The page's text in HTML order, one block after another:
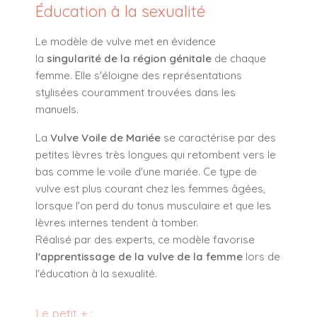
Éducation à la sexualité
Le modèle de vulve met en évidence
la singularité de la région génitale de chaque
femme. Elle s'éloigne des représentations
stylisées couramment trouvées dans les
manuels.
La Vulve Voile de Mariée se caractérise par des
petites lèvres très longues qui retombent vers le
bas comme le voile d'une mariée. Ce type de
vulve est plus courant chez les femmes âgées,
lorsque l'on perd du tonus musculaire et que les
lèvres internes tendent à tomber.
Réalisé par des experts, ce modèle favorise
l'apprentissage de la vulve de la femme lors de
l'éducation à la sexualité.
Le petit + :